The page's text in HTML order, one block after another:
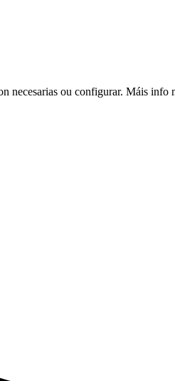
necesarias ou configurar. Máis info